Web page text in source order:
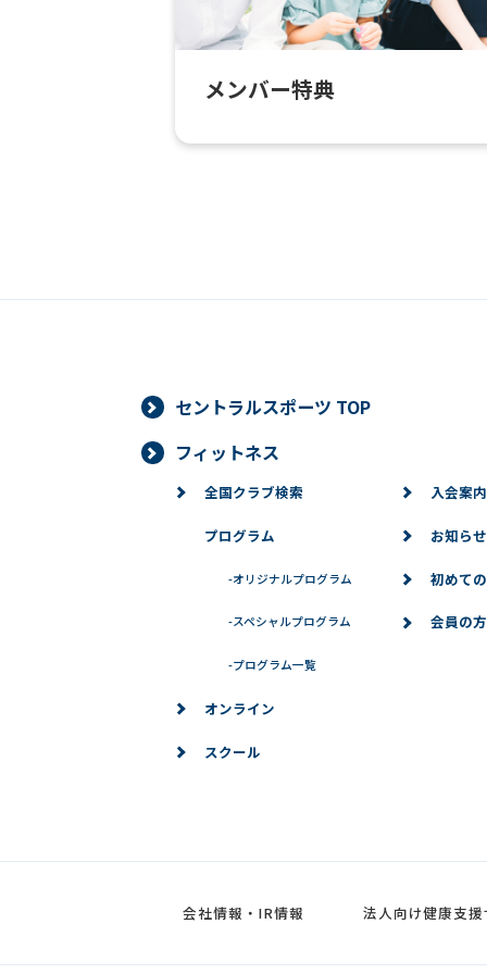
メンバー特典
セントラルスポーツ TOP
フィットネス
全国クラブ検索
プログラム
-オリジナルプログラム
-スペシャルプログラム
-プログラム一覧
オンライン
スクール
入会案内
お知らせ
初めて
会員の
会社情報・IR情報 法人向け健康支